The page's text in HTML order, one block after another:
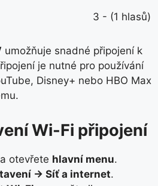
3 - (1 hlasů)
umožňuje snadné připojení k
je nutné pro používání
Disney+ nebo HBO Max
Wi-Fi připojení
otevřete hlavní menu.
→ Síť a internet.